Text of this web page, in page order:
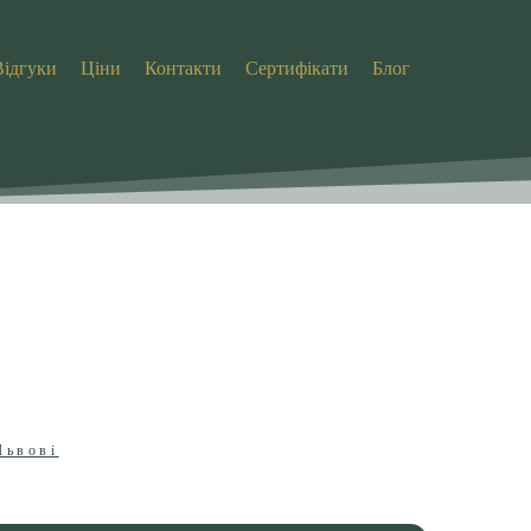
Ціни Контакти Сертифікати Блог